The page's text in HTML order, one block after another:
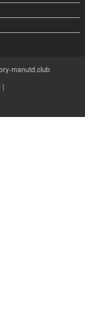
manutd.club
|